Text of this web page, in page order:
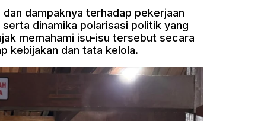
dampaknya terhadap pekerjaan
dinamika polarisasi politik yang
memahami isu-isu tersebut secara
kebijakan dan tata kelola.